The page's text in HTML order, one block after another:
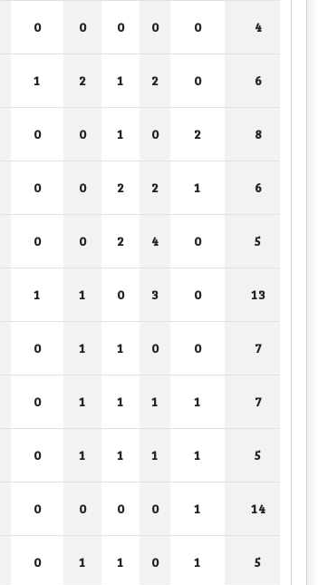
0 0 0 0 0 4
1 2 1 2 0 6
0 0 1 0 2 8
0 0 2 2 1 6
0 0 2 4 0 5
1 1 0 3 0 13
0 1 1 0 0 7
0 1 1 1 1 7
0 1 1 1 1 5
0 0 0 0 1 14
0 1 1 0 1 5